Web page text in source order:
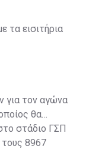
τα εισιτήρια
για τον αγώνα
θα
στάδιο ΓΣΠ
τους 8967